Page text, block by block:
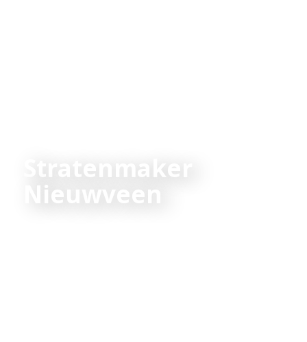
Stratenmaker
Nieuwveen